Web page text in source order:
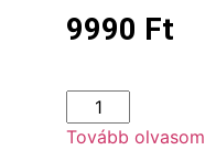
9990 Ft
Tovább olvasom